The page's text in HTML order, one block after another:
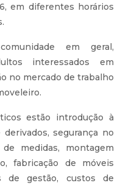
em diferentes horários
em geral,
interessados em
no mercado de trabalho
estão introdução à
segurança no
medidas, montagem
fabricação de móveis
de gestão, custos de